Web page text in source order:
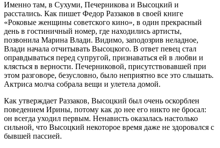
Именно там, в Сухуми, Печерникова и Высоцкий и
расстались. Как пишет Федор Раззаков в своей книге
«Роковые женщины советского кино», в один прекрасный
день в гостиничный номер, где находились артисты,
позвонила Марина Влади. Видимо, заподозрив неладное,
Влади начала отчитывать Высоцкого. В ответ певец стал
оправдываться перед супругой, признаваться ей в любви и
клясться в верности. Печерниковой, присутствовавшей при
этом разговоре, безусловно, было неприятно все это слышать.
Актриса молча собрала вещи и улетела домой.
Как утверждает Раззаков, Высоцкий был очень оскорблен
поведением Ирины, потому как до нее его никто не бросал:
он всегда уходил первым. Ненависть оказалась настолько
сильной, что Высоцкий некоторое время даже не здоровался с
бывшей пассией.